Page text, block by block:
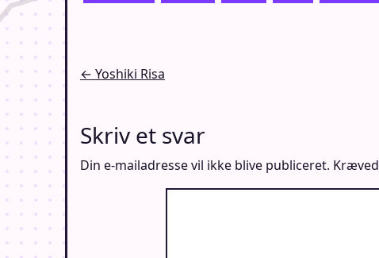
Indlægsnavigation
← Yoshiki Risa
Skriv et svar
Din e-mailadresse vil ikke blive publiceret.